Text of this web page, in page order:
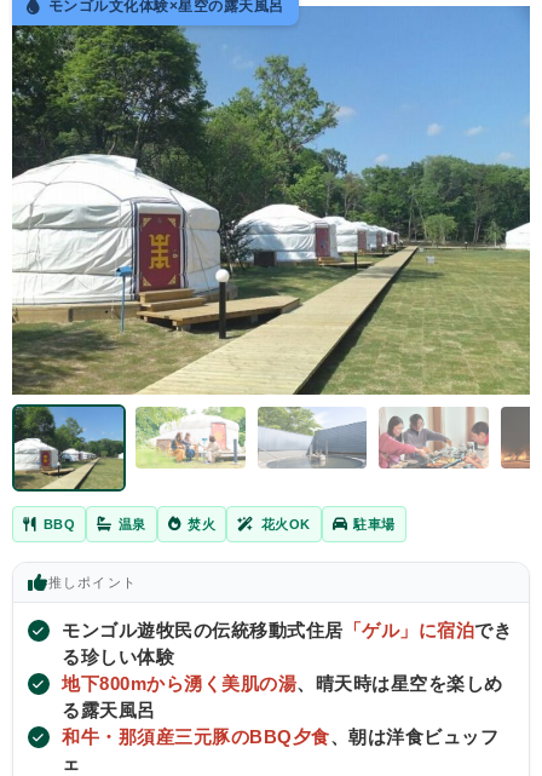
モンゴル文化体験×星空の露天風呂
BBQ 温泉 焚火 花火OK 駐車場
推し ポイント
モンゴル遊牧民の伝統移動式住居 「ゲル」に宿泊でき
る珍しい体験
地下800mから湧く美肌の湯、晴天時は星空を楽しめ
る露天風呂
和牛・那須産三元豚のBBQ夕食、朝は洋食ビュッフ
ェ